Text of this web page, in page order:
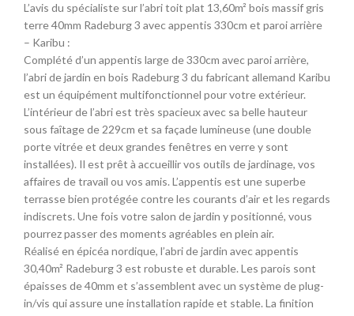
L’avis du spécialiste sur l’abri toit plat 13,60m² bois massif gris
terre 40mm Radeburg 3 avec appentis 330cm et paroi arrière
– Karibu :
Complété d’un appentis large de 330cm avec paroi arrière,
l’abri de jardin en bois Radeburg 3 du fabricant allemand Karibu
est un équipément multifonctionnel pour votre extérieur.
L’intérieur de l’abri est très spacieux avec sa belle hauteur
sous faîtage de 229cm et sa façade lumineuse (une double
porte vitrée et deux grandes fenêtres en verre y sont
installées). Il est prêt à accueillir vos outils de jardinage, vos
affaires de travail ou vos amis. L’appentis est une superbe
terrasse bien protégée contre les courants d’air et les regards
indiscrets. Une fois votre salon de jardin y positionné, vous
pourrez passer des moments agréables en plein air.
Réalisé en épicéa nordique, l’abri de jardin avec appentis
30,40m² Radeburg 3 est robuste et durable. Les parois sont
épaisses de 40mm et s’assemblent avec un système de plug-
in/vis qui assure une installation rapide et stable. La finition